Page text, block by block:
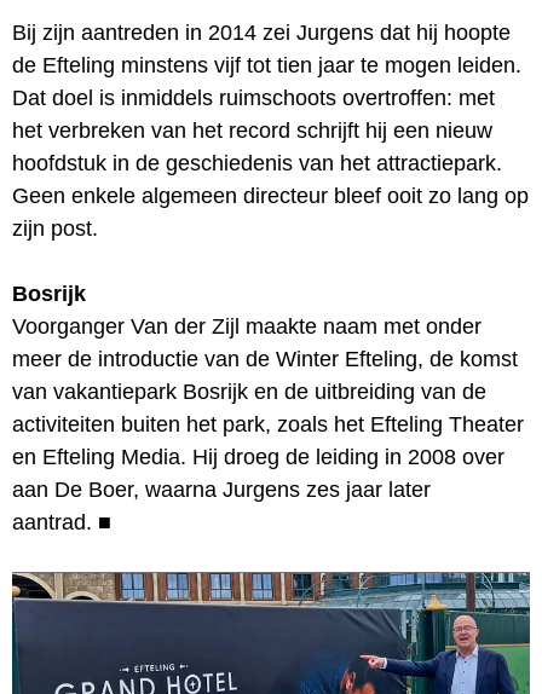
Bij zijn aantreden in 2014 zei Jurgens dat hij hoopte
de Efteling minstens vijf tot tien jaar te mogen leiden.
Dat doel is inmiddels ruimschoots overtroffen: met
het verbreken van het record schrijft hij een nieuw
hoofdstuk in de geschiedenis van het attractiepark.
Geen enkele algemeen directeur bleef ooit zo lang op
zijn post.
Bosrijk
Voorganger Van der Zijl maakte naam met onder
meer de introductie van de Winter Efteling, de komst
van vakantiepark Bosrijk en de uitbreiding van de
activiteiten buiten het park, zoals het Efteling Theater
en Efteling Media. Hij droeg de leiding in 2008 over
aan De Boer, waarna Jurgens zes jaar later
aantrad. ■